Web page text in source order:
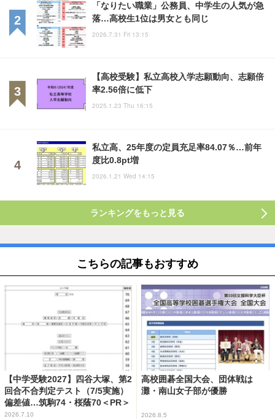
「なりたい職業」公務員、中学生の人気が急
落…高校生1位は男女とも同じ
2026.7.31 Fri 13:15
【高校受験】私立高校入学志願動向、志願倍
率2.56倍に低下
2025.1.23 Thu 16:15
私立高、25年度の定員充足率84.07％…前年
度比0.8pt増
2026.1.21 Wed 14:15
ランキングをもっと見る
こちらの記事もおすすめ
【中学受験2027】四谷大塚、第2
回合不合判定テスト（7/5実施）
偏差値…筑駒74・桜蔭70＜PR＞
2026.7.10
高校囲碁全国大会、団体戦は
灘・南山女子部が優勝
2026.8.5